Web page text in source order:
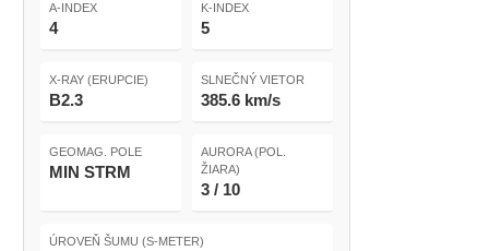
A-INDEX
4
K-INDEX
5
X-RAY (ERUPCIE)
B2.3
SLNEČNÝ VIETOR
385.6 km/s
GEOMAG. POLE
MIN STRM
AURORA (POL.
ŽIARA)
3 / 10
ÚROVEŇ ŠUMU (S-METER)